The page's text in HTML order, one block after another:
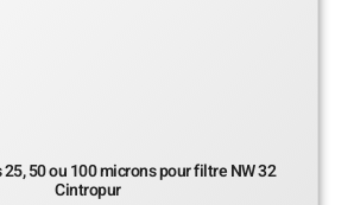
50 ou 100 microns pour filtre NW 32
Cintropur